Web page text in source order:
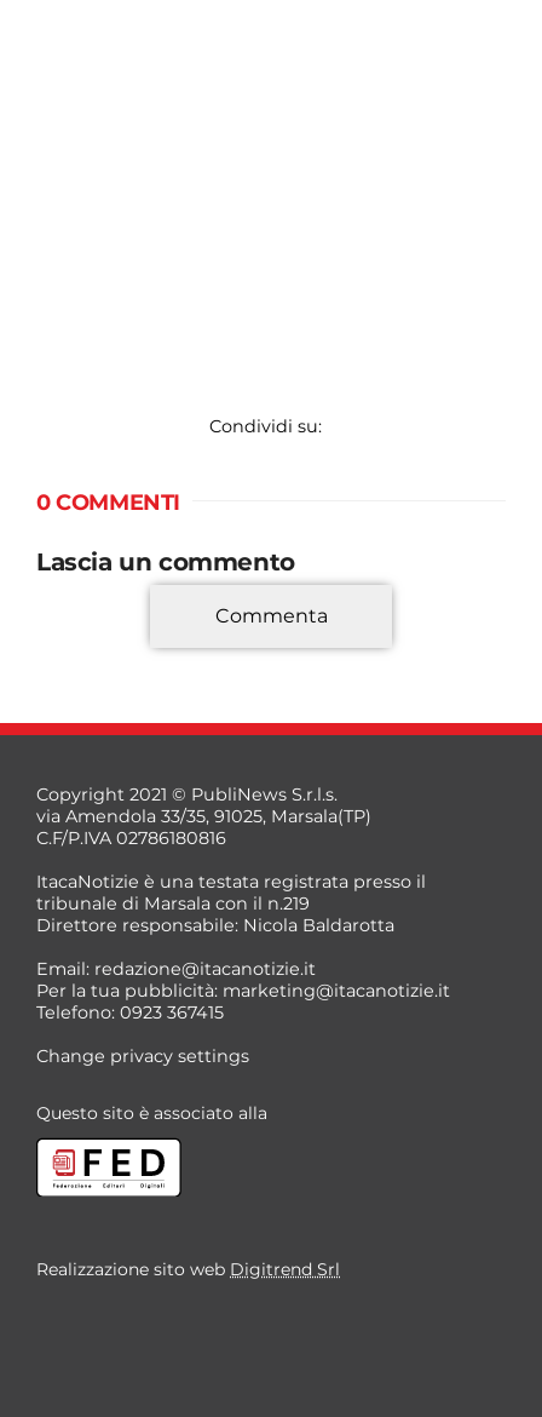
Condividi su:
0 COMMENTI
Lascia un commento
*
*
Commenta
Copyright 2021 © PubliNews S.r.l.s.
via Amendola 33/35, 91025, Marsala(TP)
C.F/P.IVA 02786180816
ItacaNotizie è una testata registrata presso il
tribunale di Marsala con il n.219
Direttore responsabile: Nicola Baldarotta
Email: redazione@itacanotizie.it
Per la tua pubblicità: marketing@itacanotizie.it
Telefono: 0923 367415
Change privacy settings
Questo sito è associato alla
Realizzazione sito web Digitrend Srl